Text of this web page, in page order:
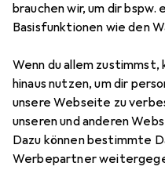
brauchen wir, um dir bspw.
Basisfunktionen wie den
Wenn du allem
hinaus nutzen, um dir
unsere Webseite zu
unseren und anderen
Dazu können bestimmte
Werbepartner
Zubehör für
Hier findest du
Lochsäge aus der
Relevanz